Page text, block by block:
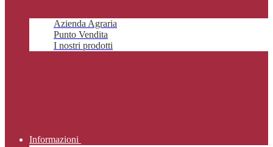
Azienda Agraria
Punto Vendita
I nostri prodotti
Informazioni